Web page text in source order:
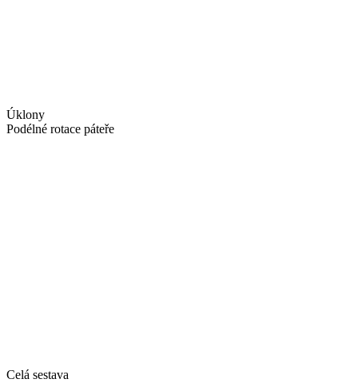
Úklony
Podélné rotace páteře
Celá sestava